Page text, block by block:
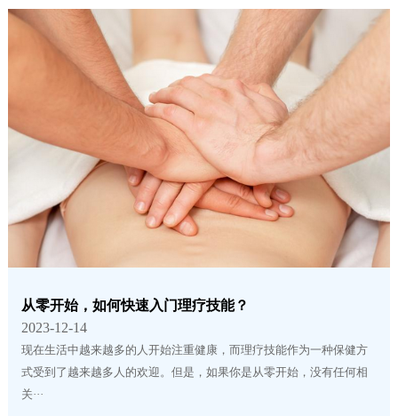
从零开始，如何快速入门理疗技能？
2023-12-14
现在生活中越来越多的人开始注重健康，而理疗技能作为一种保健方
式受到了越来越多人的欢迎。但是，如果你是从零开始，没有任何相
关···